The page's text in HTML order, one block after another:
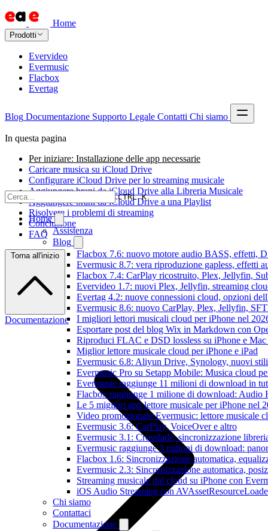
Home
Prodotti
Evervideo
Evermusic
Flacbox
Evertag
Blog Documentazione Supporto Legale Contatti Chi siamo
CTRL K
Home
Assistenza
Blog
Flacbox 7.6: nuovo motore audio BASS, effetti,
Evermusic 8.7: vera riproduzione gapless, effetti
Flacbox 7.4: CarPlay ricostruito, Plex, Jellyfin,
Evervideo 1.7: nuovi Plex, Jellyfin, streaming
Evertag 4.2: nuove connessioni cloud, opzioni
Evermusic 8.6: nuovo CarPlay, Plex, Jellyfin,
I migliori lettori musicali cloud per iPhone nel
Esportare post del blog Wix in Markdown con
Riproduci FLAC e DSD lossless su iPhone e
Miglior lettore musicale cloud per iPhone e iPad
Evermusic 6.8: Aliyun Drive, Synology, nuovi
Evermusic Pro su Setapp Mobile: Musica cloud
Evermusic raggiunge 11 milioni di download in
Flacbox raggiunge 1 milione di download: Audio
Le 5 migliori app lettore musicale per iPhone nel
Video promozionale Evermusic: lettore musicale
Evermusic 3.6: CarPlay, VoiceOver e altro
Evermusic 3.1: Crossfade, sincronizzazione
Evermusic raggiunge 3 milioni di download:
Flacbox 1.6: Sincronizzazione automatica,
Evermusic 2.3: Sincronizzazione automatica,
Streaming musicale dal cloud su iPhone con
iOS Audio Streaming con
Chi siamo
Contattaci
Documentazione
In questa pagina
Per iniziare: Installazione delle app necessarie
Caricare musica su iCloud Drive
Configurare iCloud Drive per lo streaming musicale
Aggiungere brani da iCloud Drive alla Libreria Musicale
Aggiungere brani da iCloud Drive a una Playlist
Risolvere i problemi di streaming
Conclusione
FAQ
Torna all'inizio
Documentazione